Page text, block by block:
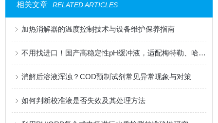
相关文章 RELATED ARTICLES
加热消解器的温度控制技术与设备维护保养指南
不用找进口！国产高稳定性pH缓冲液，适配梅特勒、哈希、雷磁全系设备
消解后溶液浑浊？COD预制试剂常见异常现象与对策
如何判断校准液是否失效及其处理方法